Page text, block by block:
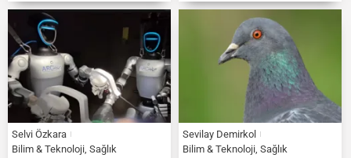
Selvi Özkara
Bilim & Teknoloji, Sağlık
Sevilay Demirkol
Bilim & Teknoloji, Sağlık